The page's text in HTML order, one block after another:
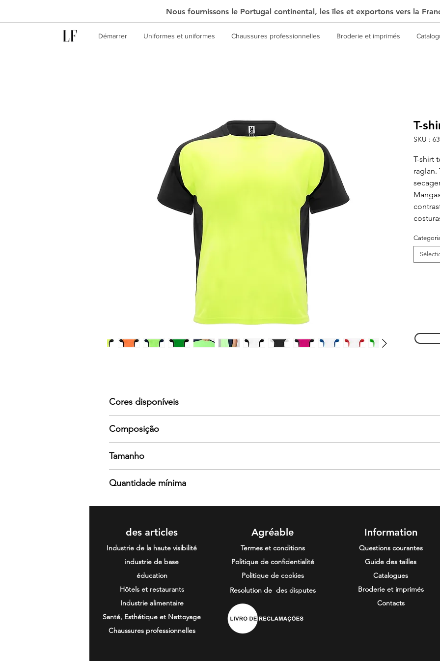
Nous fournissons le Portugal continental, les îles et exportons vers la
Démarrer Uniformes et uniformes Chaussures professionnelles Broderie et imprimés
T-
SKU :
T-shirt
raglan.
Cores disponíveis
Composição
Tamanho
Quantidade mínima
des articles
Industrie de la haute visibilité
industrie de base
éducation
Hôtels et restaurants
Industrie alimentaire
Santé, Esthétique et Nettoyage
Chaussures professionnelles
Agréable
Termes et conditions
Politique de confidentialité
Politique de cookies
Resolution de des disputes
Information
Questions courantes
Guide des tailles
Catalogues
Broderie et imprimés
Contacts